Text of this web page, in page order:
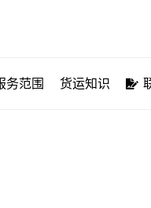
务范围 货运知识